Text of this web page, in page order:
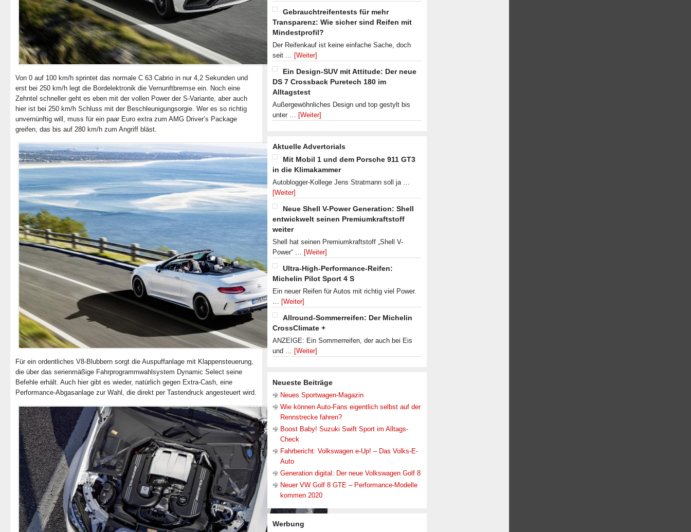
Von 0 auf 100 km/h sprintet das normale C 63 Cabrio in nur 4,2 Sekunden und
erst bei 250 km/h legt die Bordelektronik die Vernunftbremse ein. Noch eine
Zehntel schneller geht es eben mit der vollen Power der S-Variante, aber auch
hier ist bei 250 km/h Schluss mit der Beschleunigungsorgie. Wer es so richtig
unvernünftig will, muss für ein paar Euro extra zum AMG Driver’s Package
greifen, das bis auf 280 km/h zum Angriff bläst.
Für ein ordentliches V8-Blubbern sorgt die Auspuffanlage mit Klappensteuerung,
die über das serienmäßige Fahrprogrammwahlsystem Dynamic Select seine
Befehle erhält. Auch hier gibt es wieder, natürlich gegen Extra-Cash, eine
Performance-Abgasanlage zur Wahl, die direkt per Tastendruck angesteuert wird.
Gebrauchtreifentests für mehr
Transparenz: Wie sicher sind Reifen mit
Mindestprofil?
Der Reifenkauf ist keine einfache Sache, doch
seit … [Weiter]
Ein Design-SUV mit Attitude: Der neue
DS 7 Crossback Puretech 180 im
Alltagstest
Außergewöhnliches Design und top gestylt bis
unter … [Weiter]
Aktuelle Advertorials
Mit Mobil 1 und dem Porsche 911 GT3
in die Klimakammer
Autoblogger-Kollege Jens Stratmann soll ja …
[Weiter]
Neue Shell V-Power Generation: Shell
entwickwelt seinen Premiumkraftstoff
weiter
Shell hat seinen Premiumkraftstoff „Shell V-
Power“ … [Weiter]
Ultra-High-Performance-Reifen:
Michelin Pilot Sport 4 S
Ein neuer Reifen für Autos mit richtig viel Power.
… [Weiter]
Allround-Sommerreifen: Der Michelin
CrossClimate +
ANZEIGE: Ein Sommerreifen, der auch bei Eis
und … [Weiter]
Neueste Beiträge
Neues Sportwagen-Magazin
Wie können Auto-Fans eigentlich selbst auf der
Rennstrecke fahren?
Boost Baby! Suzuki Swift Sport im Alltags-
Check
Fahrbericht: Volkswagen e-Up! – Das Volks-E-
Auto
Generation digital: Der neue Volkswagen Golf 8
Neuer VW Golf 8 GTE – Performance-Modelle
kommen 2020
Werbung